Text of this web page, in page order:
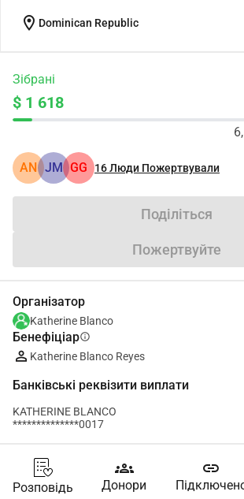
location_on Dominican Republic
Зібрані
$ 1 618
AN JM GG 16Люди Пожертвували
Поділіться
Пожертвуйте
Організатор
Katherine Blanco
Бенефіціарinfo
Katherine Blanco Reyes
Банківські реквізити виплати
KATHERINE BLANCO
**************0017
Розповідь
groups
Донори
link